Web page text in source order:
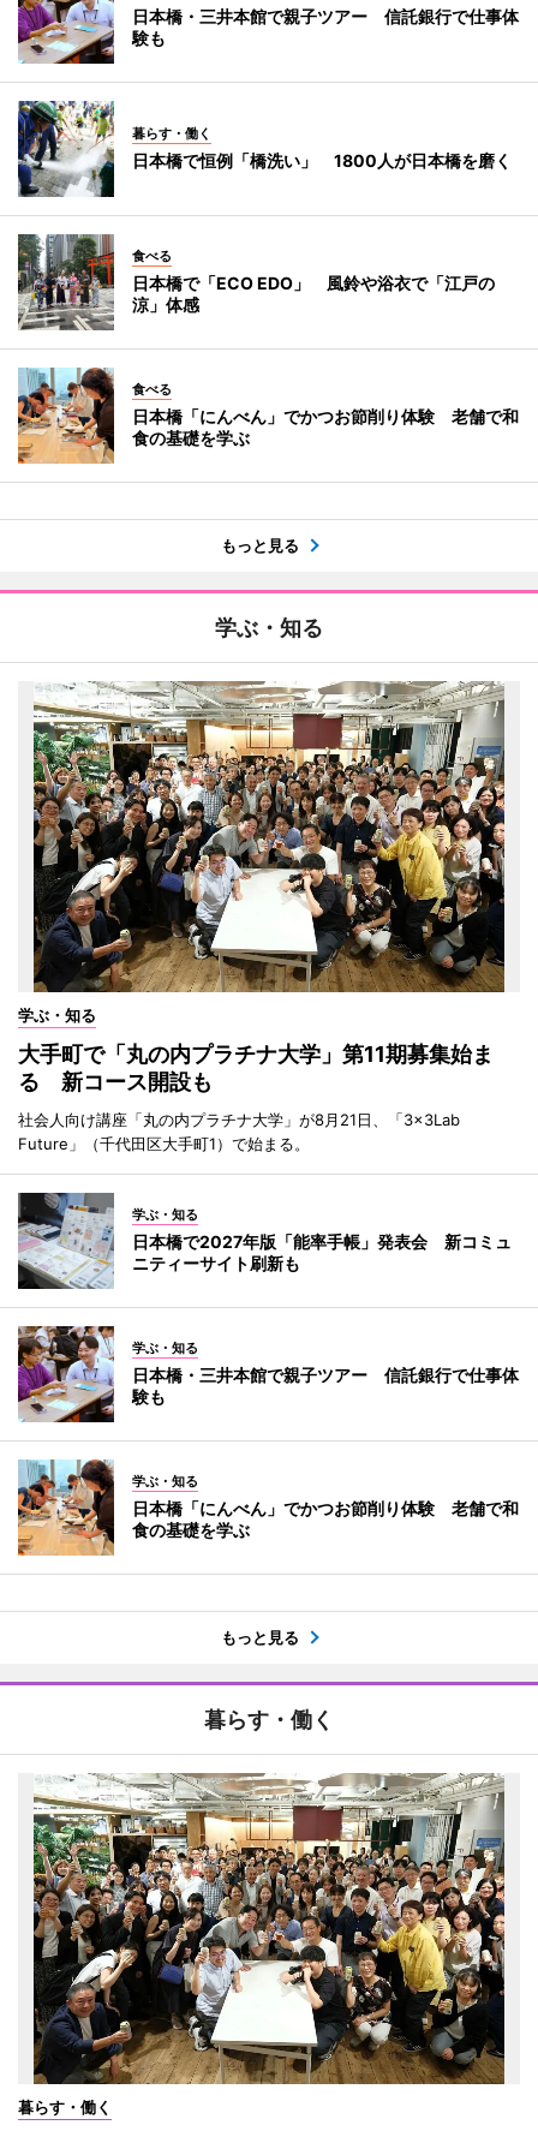
日本橋・三井本館で親子ツアー 信託銀行で仕事体
験も
暮らす・働く
日本橋で恒例「橋洗い」 1800人が日本橋を磨く
食べる
日本橋で「ECO EDO」 風鈴や浴衣で「江戸の
涼」体感
食べる
日本橋「にんべん」でかつお節削り体験 老舗で和
食の基礎を学ぶ
もっと見る
学ぶ・知る
学ぶ・知る
大手町で「丸の内プラチナ大学」第11期募集始ま
る 新コース開設も
社会人向け講座「丸の内プラチナ大学」が8月21日、「3×3Lab
Future」（千代田区大手町1）で始まる。
学ぶ・知る
日本橋で2027年版「能率手帳」発表会 新コミュ
ニティーサイト刷新も
学ぶ・知る
日本橋・三井本館で親子ツアー 信託銀行で仕事体
験も
学ぶ・知る
日本橋「にんべん」でかつお節削り体験 老舗で和
食の基礎を学ぶ
もっと見る
暮らす・働く
暮らす・働く